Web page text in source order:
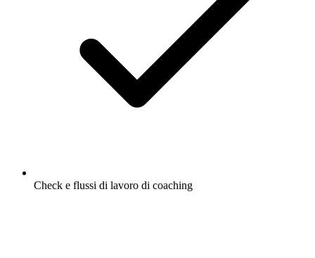
Check e flussi di lavoro di coaching